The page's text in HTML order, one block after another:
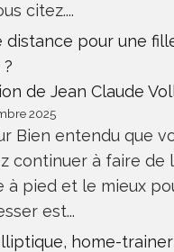
citez....
distance pour une
de Jean Claude
2025
Bien entendu que
continuer à faire de
à pied et le mieux
est...
home-